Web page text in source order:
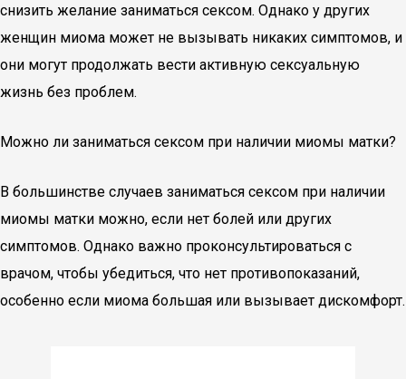
снизить желание заниматься сексом. Однако у других
женщин миома может не вызывать никаких симптомов, и
они могут продолжать вести активную сексуальную
жизнь без проблем.
Можно ли заниматься сексом при наличии миомы матки?
В большинстве случаев заниматься сексом при наличии
миомы матки можно, если нет болей или других
симптомов. Однако важно проконсультироваться с
врачом, чтобы убедиться, что нет противопоказаний,
особенно если миома большая или вызывает дискомфорт.